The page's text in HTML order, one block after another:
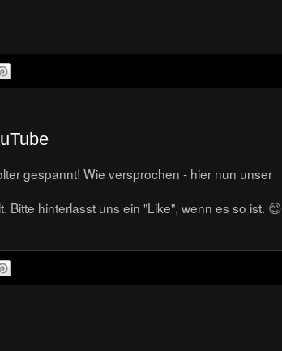
gespannt! Wie versprochen - hier nun unser
hinterlasst uns ein "Like", wenn es so ist. 😊